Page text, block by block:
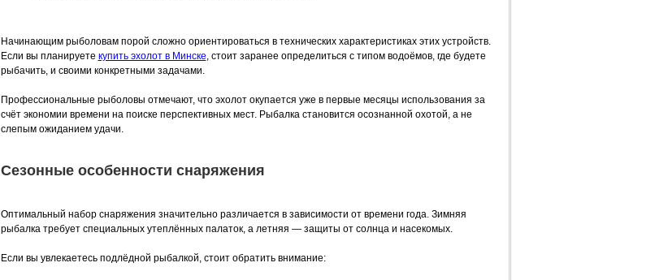
Начинающим рыболовам порой сложно ориентироваться в технических характеристиках этих устройств.
Если вы планируете купить эхолот в Минске, стоит заранее определиться с типом водоёмов, где будете
рыбачить, и своими конкретными задачами.
Профессиональные рыболовы отмечают, что эхолот окупается уже в первые месяцы использования за
счёт экономии времени на поиске перспективных мест. Рыбалка становится осознанной охотой, а не
слепым ожиданием удачи.
Сезонные особенности снаряжения
Оптимальный набор снаряжения значительно различается в зависимости от времени года. Зимняя
рыбалка требует специальных утеплённых палаток, а летняя — защиты от солнца и насекомых.
Если вы увлекаетесь подлёдной рыбалкой, стоит обратить внимание: